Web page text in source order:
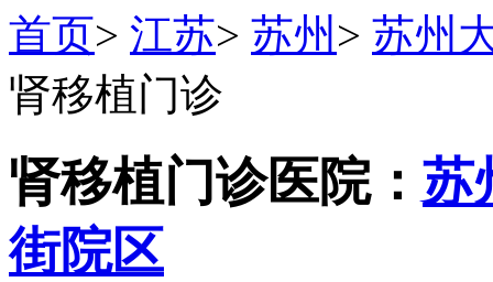
首页> 江苏> 苏州 > 苏州
肾移植门诊
肾移植门诊医院： 苏
街院区